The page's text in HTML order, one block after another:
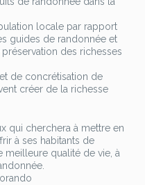
locale par rapport
guides de randonnée et
des richesses
de concrétisation de
créer de la richesse
qui cherchera à mettre en
à ses habitants de
meilleure qualité de vie, à